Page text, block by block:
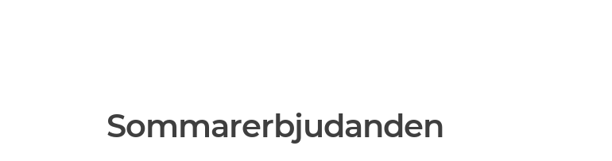
Sommarerbjudanden